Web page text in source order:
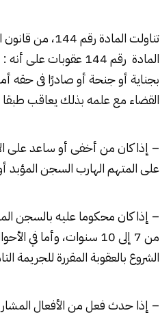
تناولت
المادة رقم 144
بجناية أو جنحة أو صادرًا فى حقه
القضاء مع علمه بذلك يعاقب طبقا
– إذا كان من أخفى أو ساعد على
على المتهم الهارب السجن
– إذا كان محكوما عليه بالسجن
من 7 إلى 10 سنوات،
الشروع بالعقوبة المقررة للجريمة
– إذا حدث فعل من الأفعال المشار